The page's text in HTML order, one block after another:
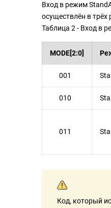
Вход в режим
осуществлён в
Таблица 2 - Вход в
MODE[2:0]
001
010
011
Код, который